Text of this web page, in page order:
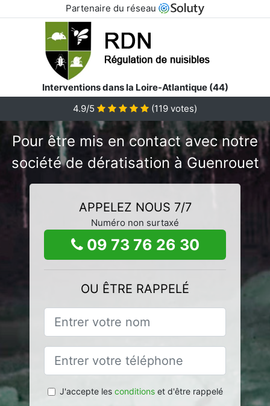
Partenaire du réseau
Interventions dans la Loire-Atlantique (44)
4.9/5
(119 votes)
Pour être mis en contact avec notre
société de dératisation à Guenrouet
APPELEZ NOUS 7/7
Numéro non surtaxé
09 73 76 26 30
OU ÊTRE RAPPELÉ
J'accepte les conditionset d'être rappelé